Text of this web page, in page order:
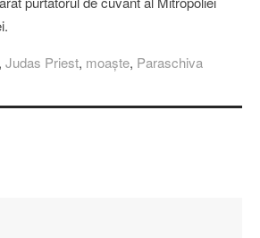
, Judas Priest, moaşte, Paraschiva